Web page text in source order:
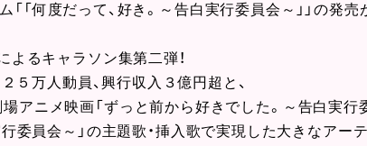
何度だって、好き。～告白実行委員会～」」の発売
るキャラソン集第二弾！
５万人動員、興行収入３億円超と、
ニメ映画「ずっと前から好きでした。～告白実行委
委員会～」の主題歌・挿入歌で実現した大きなアー